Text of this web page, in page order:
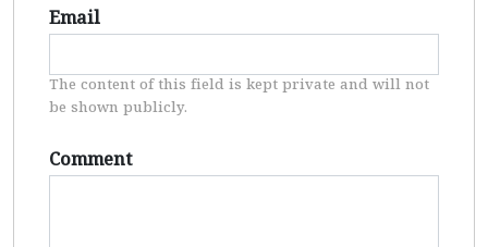
Email
The content of this field is kept private and will not
be shown publicly.
Comment